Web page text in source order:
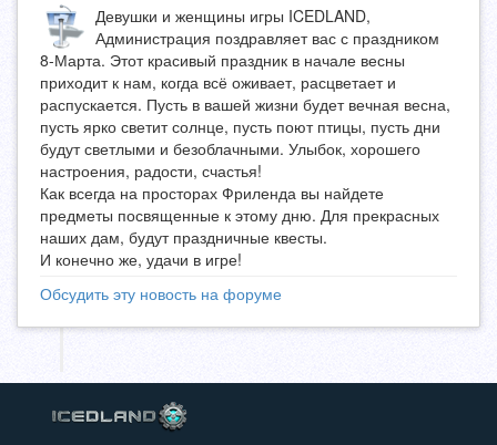
Девушки и женщины игры ICEDLAND,
Администрация поздравляет вас с праздником
8-Марта. Этот красивый праздник в начале весны
приходит к нам, когда всё оживает, расцветает и
распускается. Пусть в вашей жизни будет вечная весна,
пусть ярко светит солнце, пусть поют птицы, пусть дни
будут светлыми и безоблачными. Улыбок, хорошего
настроения, радости, счастья!
Как всегда на просторах Фриленда вы найдете
предметы посвященные к этому дню. Для прекрасных
наших дам, будут праздничные квесты.
И конечно же, удачи в игре!
Обсудить эту новость на форуме